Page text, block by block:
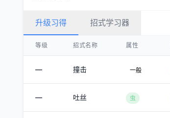
升级习得 招式学习器
等级 招式名称 属性
— 撞击 一般
— 吐丝 虫